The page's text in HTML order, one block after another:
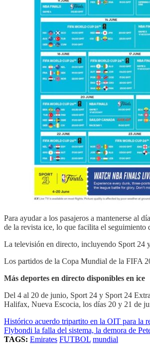
Para ayudar a los pasajeros a mantenerse al
de la revista ice, lo que facilita el seguimiento
La televisión en directo, incluyendo Sport 24
Los partidos de la Copa Mundial de la FIFA
Más deportes en directo disponibles en ice
Del 4 al 20 de junio, Sport 24 y Sport 24
Halifax, Nueva Escocia, los días 20 y 21 de
Histórico acuerdo tripartito en la OIT para la
Flybondi la falla del sistema, la demora de
TAGS: Emirates FUTBOL mundial